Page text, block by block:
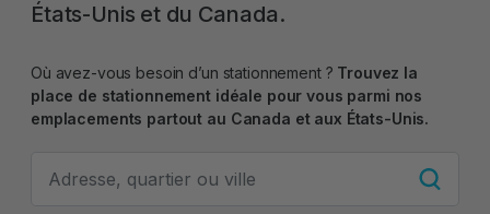
États-Unis et du Canada.
Où avez-vous besoin d’un stationnement ? Trouvez la
place de stationnement idéale pour vous parmi nos
emplacements partout au Canada et aux États-Unis.